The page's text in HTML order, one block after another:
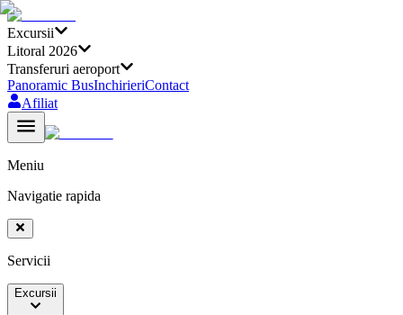
Excursii
Litoral 2026
Transferuri aeroport
Panoramic BusInchirieriContact
Afiliat
Meniu
Navigatie rapida
Servicii
Excursii